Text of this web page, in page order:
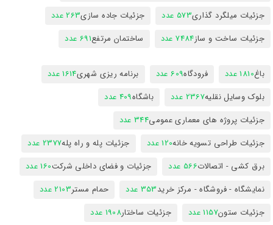
جزئیات میلگرد گذاری573 عدد جزئیات جاده سازی263 عدد
جزئیات ساخت و ساز7484 عدد ساختمان مرتفع691 عدد
باغ1810 عدد فرودگاه609 عدد برنامه ریزی شهری1614 عدد
بلوک وسایل نقلیه2367 عدد باشگاه409 عدد
جزئیات پروژه های معماری عمومی344 عدد
جزئیات طراحی تسویه خانه120 عدد جزئیات پله و راه پله2377 عدد
برق کشی - اتصالات566 عدد جزئیات و فضای داخلی شرکت160 عدد
نمایشگاه - فروشگاه - مرکز خرید353 عدد حمام مستر2103 عدد
جزئیات ستون1157 عدد جزئیات ساختار1908 عدد